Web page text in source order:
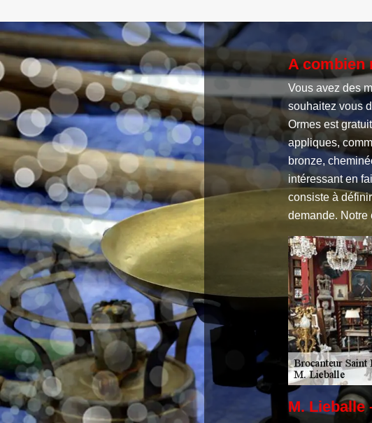
A combien
Vous avez des
souhaitez vous
Ormes est
appliques,
bronze,
intéressant en
consiste à
demande. Notre
M. Lieballe